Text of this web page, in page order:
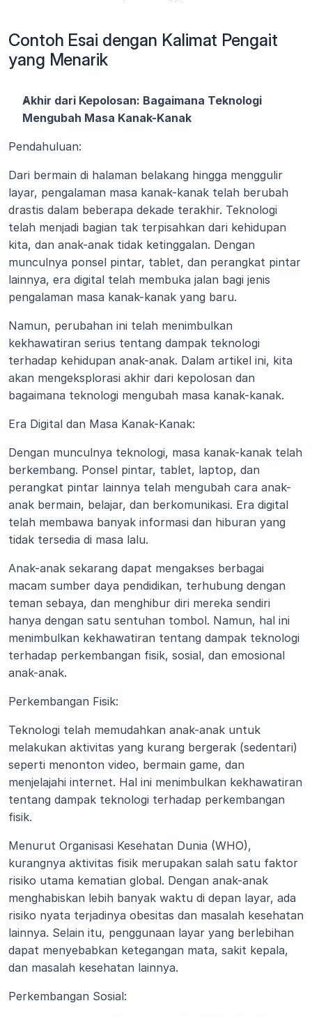
Contoh Esai dengan Kalimat Pengait
yang Menarik
Akhir dari Kepolosan: Bagaimana Teknologi
Mengubah Masa Kanak-Kanak
Pendahuluan:
Dari bermain di halaman belakang hingga menggulir
layar, pengalaman masa kanak-kanak telah berubah
drastis dalam beberapa dekade terakhir. Teknologi
telah menjadi bagian tak terpisahkan dari kehidupan
kita, dan anak-anak tidak ketinggalan. Dengan
munculnya ponsel pintar, tablet, dan perangkat pintar
lainnya, era digital telah membuka jalan bagi jenis
pengalaman masa kanak-kanak yang baru.
Namun, perubahan ini telah menimbulkan
kekhawatiran serius tentang dampak teknologi
terhadap kehidupan anak-anak. Dalam artikel ini, kita
akan mengeksplorasi akhir dari kepolosan dan
bagaimana teknologi mengubah masa kanak-kanak.
Era Digital dan Masa Kanak-Kanak:
Dengan munculnya teknologi, masa kanak-kanak telah
berkembang. Ponsel pintar, tablet, laptop, dan
perangkat pintar lainnya telah mengubah cara anak-
anak bermain, belajar, dan berkomunikasi. Era digital
telah membawa banyak informasi dan hiburan yang
tidak tersedia di masa lalu.
Anak-anak sekarang dapat mengakses berbagai
macam sumber daya pendidikan, terhubung dengan
teman sebaya, dan menghibur diri mereka sendiri
hanya dengan satu sentuhan tombol. Namun, hal ini
menimbulkan kekhawatiran tentang dampak teknologi
terhadap perkembangan fisik, sosial, dan emosional
anak-anak.
Perkembangan Fisik:
Teknologi telah memudahkan anak-anak untuk
melakukan aktivitas yang kurang bergerak (sedentari)
seperti menonton video, bermain game, dan
menjelajahi internet. Hal ini menimbulkan kekhawatiran
tentang dampak teknologi terhadap perkembangan
fisik.
Menurut Organisasi Kesehatan Dunia (WHO),
kurangnya aktivitas fisik merupakan salah satu faktor
risiko utama kematian global. Dengan anak-anak
menghabiskan lebih banyak waktu di depan layar, ada
risiko nyata terjadinya obesitas dan masalah kesehatan
lainnya. Selain itu, penggunaan layar yang berlebihan
dapat menyebabkan ketegangan mata, sakit kepala,
dan masalah kesehatan lainnya.
Perkembangan Sosial: